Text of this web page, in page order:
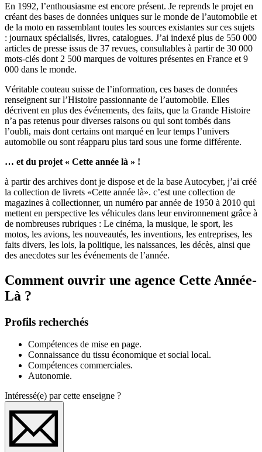
En 1992, l’enthousiasme est encore présent. Je reprends le projet en
créant des bases de données uniques sur le monde de l’automobile et
de la moto en rassemblant toutes les sources existantes sur ces sujets
: journaux spécialisés, livres, catalogues. J’ai indexé plus de 550 000
articles de presse issus de 37 revues, consultables à partir de 30 000
mots-clés dont 2 500 marques de voitures présentes en France et 9
000 dans le monde.
Véritable couteau suisse de l’information, ces bases de données
renseignent sur l’Histoire passionnante de l’automobile. Elles
décrivent en plus des événements, des faits, que la Grande Histoire
n’a pas retenus pour diverses raisons ou qui sont tombés dans
l’oubli, mais dont certains ont marqué en leur temps l’univers
automobile ou sont réapparu plus tard sous une forme différente.
… et du projet « Cette année là » !
à partir des archives dont je dispose et de la base Autocyber, j’ai créé
la collection de livrets «Cette année là». c’est une collection de
magazines à collectionner, un numéro par année de 1950 à 2010 qui
mettent en perspective les véhicules dans leur environnement grâce à
de nombreuses rubriques : Le cinéma, la musique, le sport, les
motos, les avions, les nouveautés, les inventions, les entreprises, les
faits divers, les lois, la politique, les naissances, les décès, ainsi que
des anecdotes sur les événements de l’année.
Comment ouvrir une agence Cette Année-
Là ?
Profils recherchés
Compétences de mise en page.
Connaissance du tissu économique et social local.
Compétences commerciales.
Autonomie.
Intéressé(e) par cette enseigne ?